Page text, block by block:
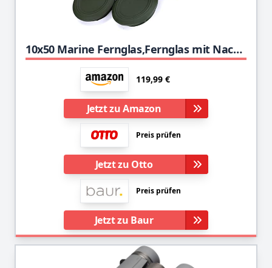
10x50 Marine Fernglas,Fernglas mit Nachtsicht Entfernungsmesser und Kompass, für Wassersport-Enthusiasten und Hobbysegler, inklusive Bereitschaftstasche, Staubschutzkappen und Trageriemen
119,99 €
Jetzt zu Amazon
Preis prüfen
Jetzt zu Otto
Preis prüfen
Jetzt zu Baur